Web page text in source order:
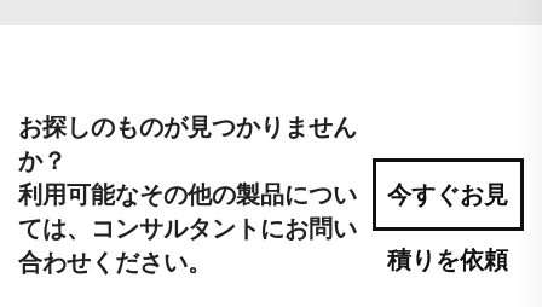
お探しのものが見つかりません
か？
利用可能なその他の製品につい
ては、コンサルタントにお問い
合わせください。
今すぐお見
積りを依頼